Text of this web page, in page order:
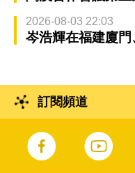
2026-08-03 22:03
岑浩輝在福建廈
訂閱頻道